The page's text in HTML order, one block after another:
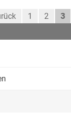
1 2 3